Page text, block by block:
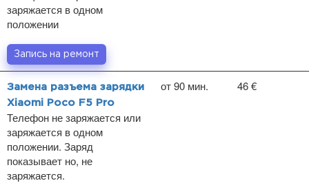
заряжается в одном
положении
Запись на ремонт
Замена разъема зарядки
Xiaomi Poco F5 Pro
Телефон не заряжается или
заряжается в одном
положении. Заряд
показывает но, не
заряжается.
от 90 мин. 46 €